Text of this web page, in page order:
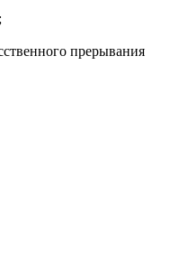
прерывания